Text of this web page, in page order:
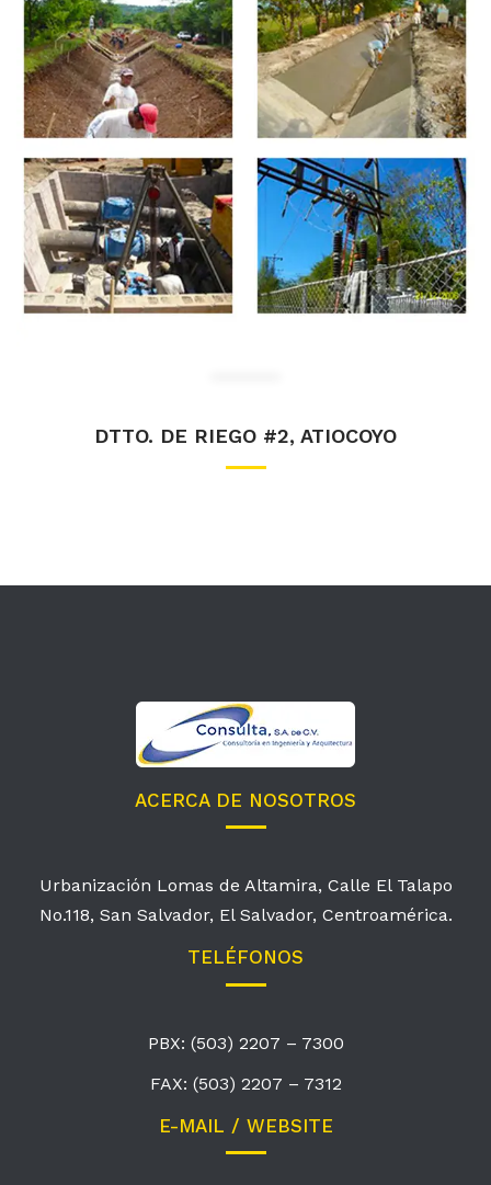
DTTO. DE RIEGO #2, ATIOCOYO
ACERCA DE NOSOTROS
Urbanización Lomas de Altamira, Calle El Talapo
No.118, San Salvador, El Salvador, Centroamérica.
TELÉFONOS
PBX: (503) 2207 – 7300
FAX: (503) 2207 – 7312
E-MAIL / WEBSITE